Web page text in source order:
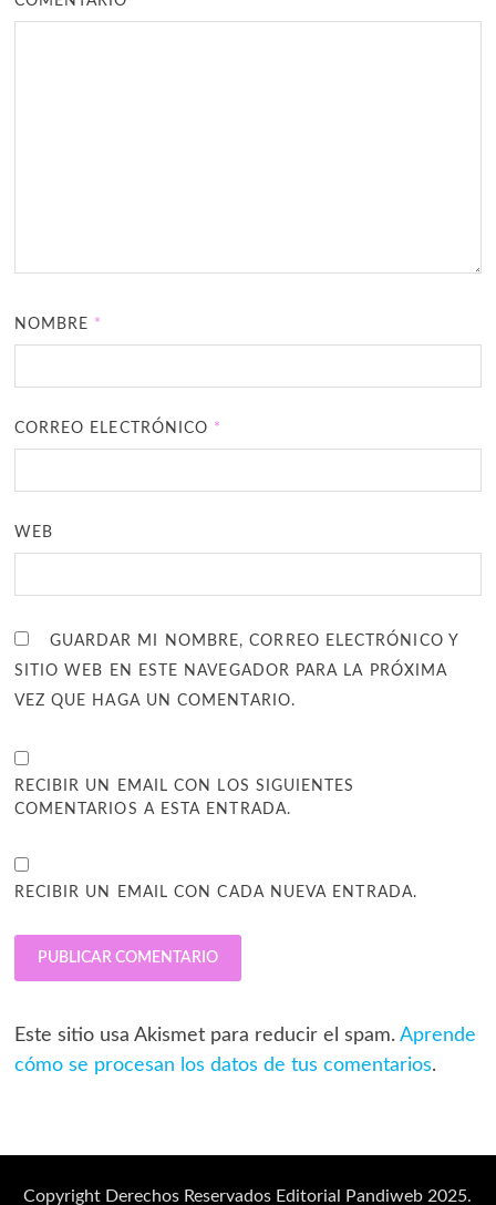
NOMBRE *
CORREO ELECTRÓNICO *
WEB
GUARDAR MI NOMBRE, CORREO ELECTRÓNICO Y
SITIO WEB EN ESTE NAVEGADOR PARA LA PRÓXIMA
VEZ QUE HAGA UN COMENTARIO.
RECIBIR UN EMAIL CON LOS SIGUIENTES
COMENTARIOS A ESTA ENTRADA.
RECIBIR UN EMAIL CON CADA NUEVA ENTRADA.
Este sitio usa Akismet para reducir el spam. Aprende
cómo se procesan los datos de tus comentarios.
Copyright Derechos Reservados Editorial Pandiweb 2025.